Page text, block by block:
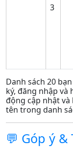
3
Danh sách 20
ký, đăng nhập và
động cập nhật
tên trong danh
💬 Góp ý